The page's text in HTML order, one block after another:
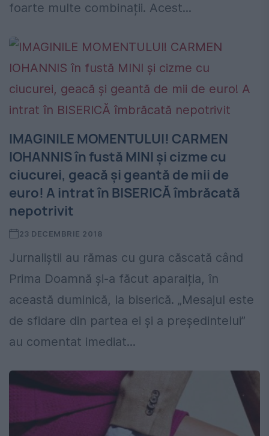
foarte multe combinații. Acest...
IMAGINILE MOMENTULUI! CARMEN
IOHANNIS în fustă MINI și cizme cu
ciucurei, geacă și geantă de mii de
euro! A intrat în BISERICĂ îmbrăcată
nepotrivit
23 DECEMBRIE 2018
Jurnaliștii au rămas cu gura căscată când
Prima Doamnă și-a făcut aparaiția, în
această duminică, la biserică. „Mesajul este
de sfidare din partea ei și a președintelui”
au comentat imediat...